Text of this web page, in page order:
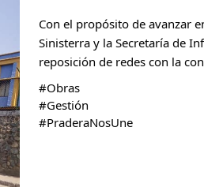
Con el propósito de avanzar
Sinisterra y la Secretaría de
reposición de redes con la
#Obras
#Gestión
#PraderaNosUne